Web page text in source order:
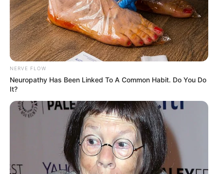
NERVE FLOW
Neuropathy Has Been Linked To A Common Habit. Do You Do
It?